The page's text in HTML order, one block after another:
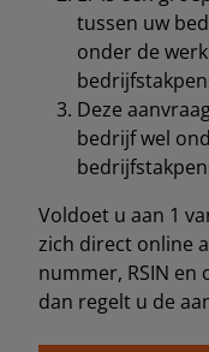
tussen uw
onder de
Deze
bedrijf wel
Voldoet u aan 1
zich direct online
nummer, RSIN en
dan regelt u de